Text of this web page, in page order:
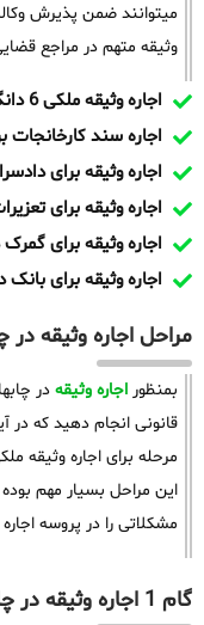
میتوانند ضمن پذیرش
وثیقه متهم در مراجع
اجاره وثیقه ملکی 6 دانگ در چابهار
اجاره سند کارخانجات برای وثیقه
اجاره وثیقه برای
اجاره وثیقه برای
اجاره وثیقه برای گمرک
اجاره وثیقه برای بانک
مراحل اجاره وثیقه در
بمنظور اجاره وثیقه در
مرحله برای اجاره وثیقه
این مراحل بسیار مهم
مشکلاتی را در پروسه
گام 1 اجاره وثیقه در چابهار (عقد قرارداد)